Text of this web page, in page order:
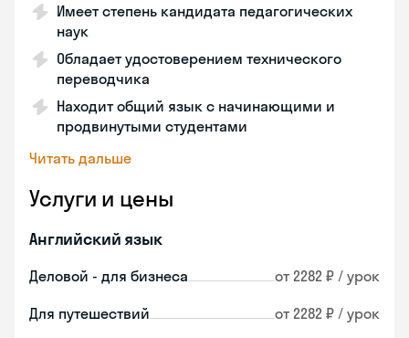
Имеет степень кандидата педагогических
наук
Обладает удостоверением технического
переводчика
Находит общий язык с начинающими и
продвинутыми студентами
Читать дальше
Услуги и цены
Английский язык
Деловой - для бизнеса от 2282 ₽ / урок
Для путешествий от 2282 ₽ / урок